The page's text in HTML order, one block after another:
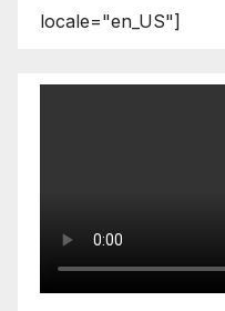
locale="en_US"]